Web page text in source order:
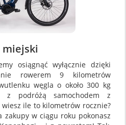
miejski
osiągnąć wyłącznie dzięki
rowerem 9 kilometrów
węgla o około 300 kg
z podróżą samochodem z
ile to kilometrów rocznie?
zakupy w ciągu roku pokonasz